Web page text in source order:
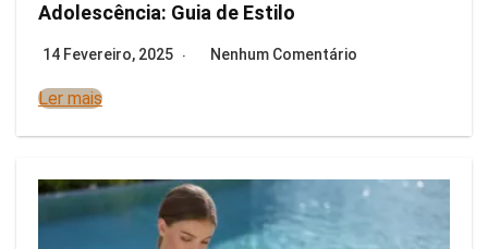
Adolescência: Guia de Estilo
14 Fevereiro, 2025 Nenhum Comentário
Ler mais